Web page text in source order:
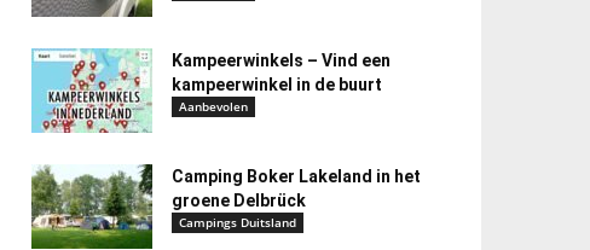
Kampeerwinkels – Vind een
kampeerwinkel in de buurt
Aanbevolen
Camping Boker Lakeland in het
groene Delbrück
Campings Duitsland